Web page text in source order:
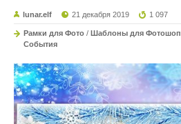
lunar.elf 21 декабря 2019 1 097
Рамки для Фото / Шаблоны для Фотошоп
События